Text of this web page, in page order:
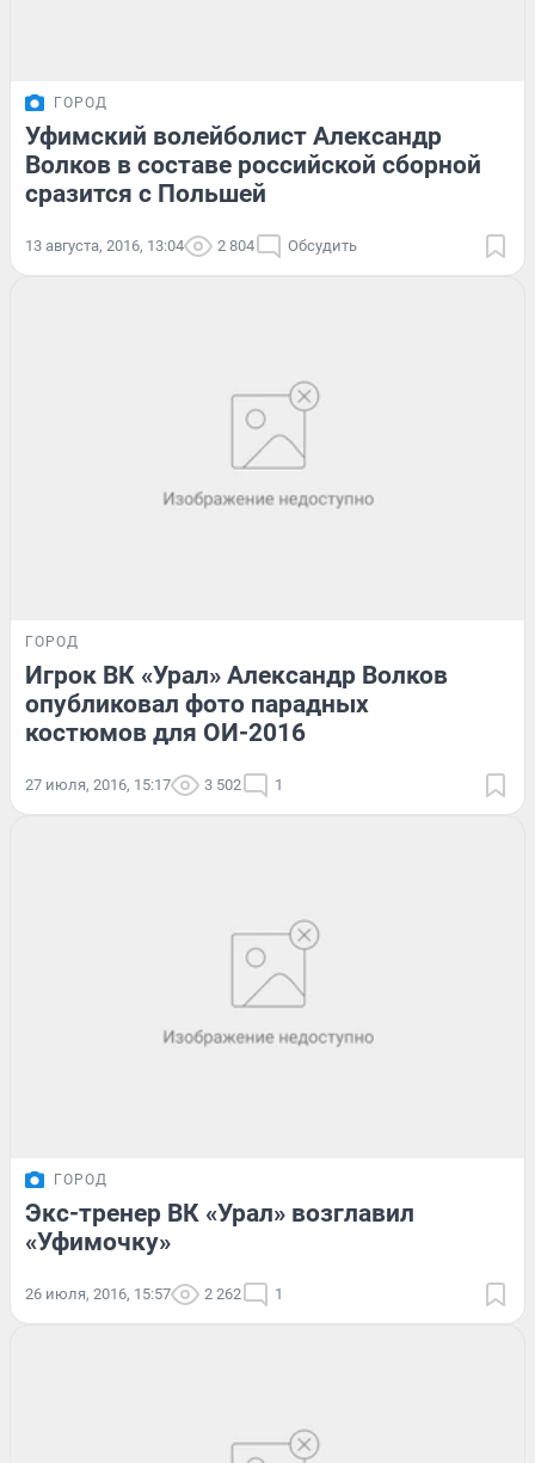
ГОРОД
Уфимский волейболист Александр
Волков в составе российской сборной
сразится с Польшей
13 августа, 2016, 13:04 2 804 Обсудить
ГОРОД
Игрок ВК «Урал» Александр Волков
опубликовал фото парадных
костюмов для ОИ-2016
27 июля, 2016, 15:17 3 502 1
ГОРОД
Экс-тренер ВК «Урал» возглавил
«Уфимочку»
26 июля, 2016, 15:57 2 262 1